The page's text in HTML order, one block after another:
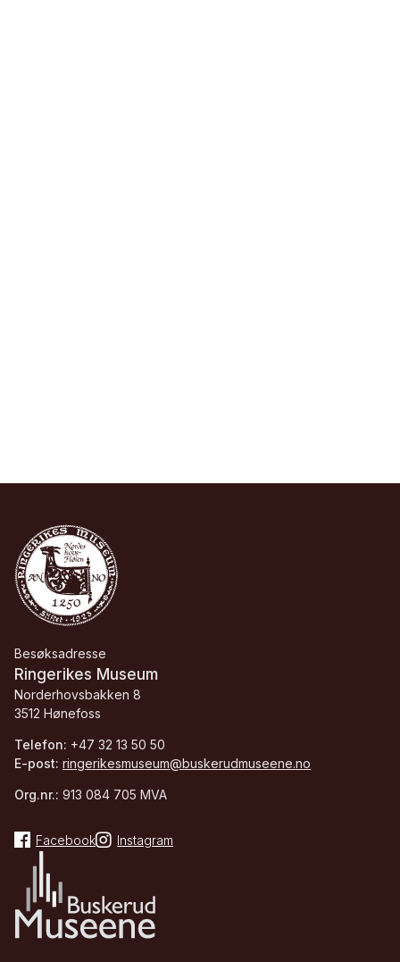
Besøksadresse
Ringerikes Museum
Norderhovsbakken 8
3512 Hønefoss
Telefon: +47 32 13 50 50
E-post: ringerikesmuseum@buskerudmuseene.no
Org.nr.: 913 084 705 MVA
Facebook Instagram